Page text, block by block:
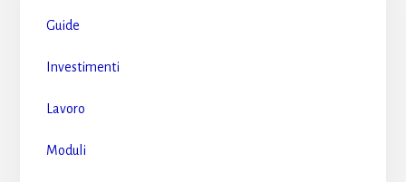
Guide
Investimenti
Lavoro
Moduli